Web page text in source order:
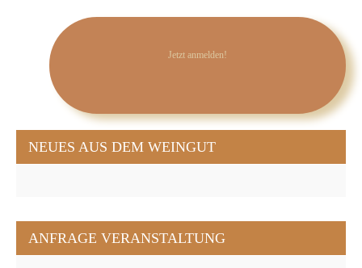
Jetzt anmelden!
NEUES AUS DEM WEINGUT
ANFRAGE VERANSTALTUNG